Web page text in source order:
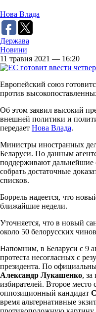
Нова Влада
Держава
Новини
11 травня 2021 — 16:20
Европейский союз
против
Об этом заявил высокий
внешней политики и
передает Нова Влада.
Министры иностранных
Беларуси. По данным
поддерживают
собрать достаточные
списков.
Боррель надеется, что
ближайшие недели.
Уточняется, что в новый
около 50 белорусских
Напомним, в Беларуси с 9
протеста несогласных с
президента. По
Александр Лукашенко, за
избирателей. Второе место
оппозиционный кандидат
время альтернативные